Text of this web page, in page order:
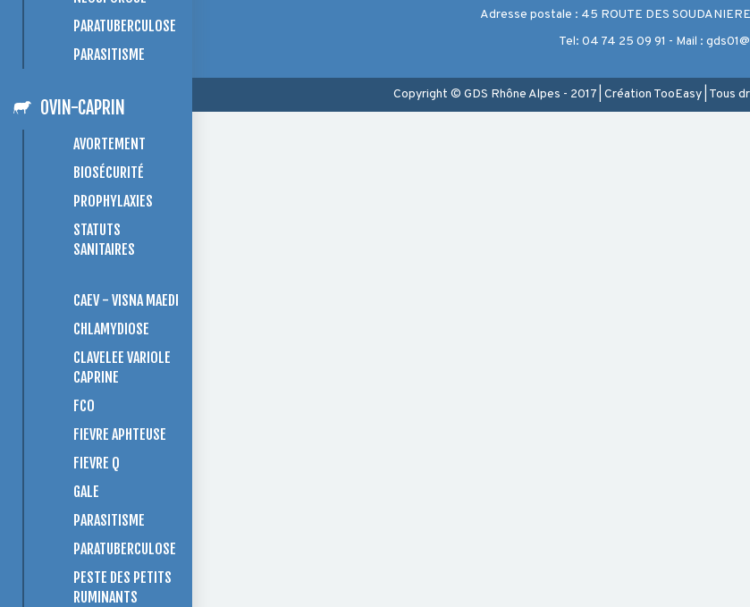
PARATUBERCULOSE
PARASITISME
OVIN-CAPRIN
AVORTEMENT
BIOSÉCURITÉ
PROPHYLAXIES
STATUTS
SANITAIRES
CAEV - VISNA MAEDI
CHLAMYDIOSE
CLAVELEE VARIOLE
CAPRINE
FCO
FIEVRE APHTEUSE
FIEVRE Q
GALE
PARASITISME
PARATUBERCULOSE
PESTE DES PETITS
RUMINANTS
Adresse postale : 45 ROUTE DES
Tel: 04 74 25 09 91 - Mail :
Copyright © GDS Rhône Alpes - 2017 Création TooEasy Tous